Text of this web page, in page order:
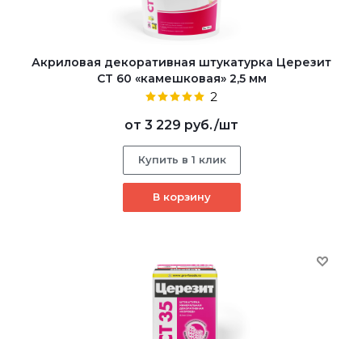
Акриловая декоративная штукатурка Церезит
CT 60 «камешковая» 2,5 мм
2
от 3 229 руб./шт
Купить в 1 клик
В корзину